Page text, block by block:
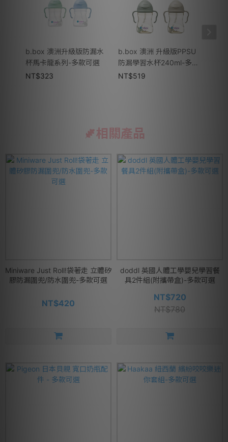
b.box 澳洲升級版防漏水
杯馬卡龍系列-多款可選
NT$323
b.box 澳洲 升級版PPSU
防漏學習水杯240ml-多款
可選
NT$519
相關產品
Miniware Just Roll!袋著走 立體矽
膠防漏圍兜/防水圍兜-多款可選
NT$420
doddl 英國人體工學嬰兒學習餐
具2件組(附攜帶盒)-多款可選
NT$720
NT$780